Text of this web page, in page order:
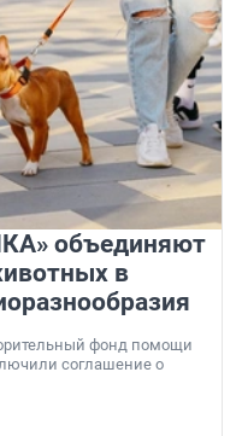
объединяют
в
фонд помощи
соглашение о